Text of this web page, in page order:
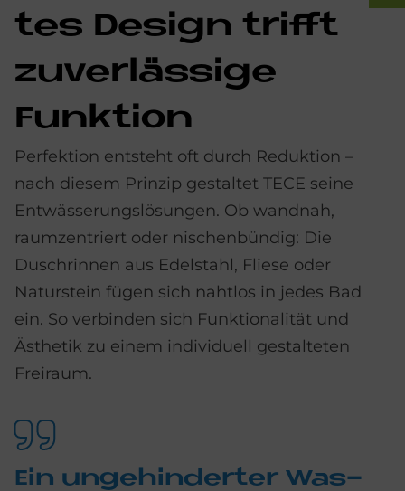
tes De­sign trif­ft
zu­ver­läs­si­ge
Funk­ti­on
Perfektion entsteht oft durch Reduktion –
nach diesem Prinzip gestaltet TECE seine
Entwässerungslösungen. Ob wandnah,
raumzentriert oder nischenbündig: Die
Duschrinnen aus Edelstahl, Fliese oder
Naturstein fügen sich nahtlos in jedes Bad
ein. So verbinden sich Funktionalität und
Ästhetik zu einem individuell gestalteten
Freiraum.
Ein un­ge­hin­der­ter Was­